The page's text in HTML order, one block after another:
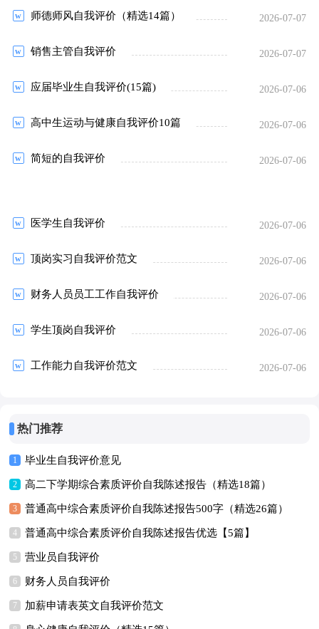
师德师风自我评价（精选14篇） 2026-07-07
销售主管自我评价 2026-07-07
应届毕业生自我评价(15篇) 2026-07-06
高中生运动与健康自我评价10篇 2026-07-06
简短的自我评价 2026-07-06
医学生自我评价 2026-07-06
顶岗实习自我评价范文 2026-07-06
财务人员员工工作自我评价 2026-07-06
学生顶岗自我评价 2026-07-06
工作能力自我评价范文 2026-07-06
热门推荐
1 毕业生自我评价意见
2 高二下学期综合素质评价自我陈述报告（精选18篇）
3 普通高中综合素质评价自我陈述报告500字（精选26篇）
4 普通高中综合素质评价自我陈述报告优选【5篇】
5 营业员自我评价
6 财务人员自我评价
7 加薪申请表英文自我评价范文